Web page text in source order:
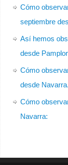
Cómo
septiembre
Así hemos
desde
Cómo
desde Navarra.
Cómo
Navarra: